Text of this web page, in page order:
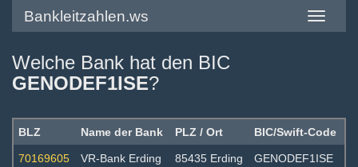
Toggle
Bankleitzahlen.ws
Welche Bank hat den BIC
GENODEF1ISE?
BLZ Name der Bank PLZ / Ort BIC/Swift-Code
70169605 VR-Bank Erding 85435 Erding GENODEF1ISE